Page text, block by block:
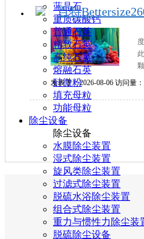
蓝晶石
重质碳酸钙
普通石英
精致石英
高纯石英
熔融石英
硅微粉
填充母粒
功能母粒
除尘设备
除尘设备
水膜除尘装置
湿式除尘装置
旋风类除尘装置
过滤式除尘装置
脱硫水浴除尘装置
组合式除尘装置
重力与惯性力除尘装
脱硫除尘设备
百特
发表于：2026-08-06 访问量：